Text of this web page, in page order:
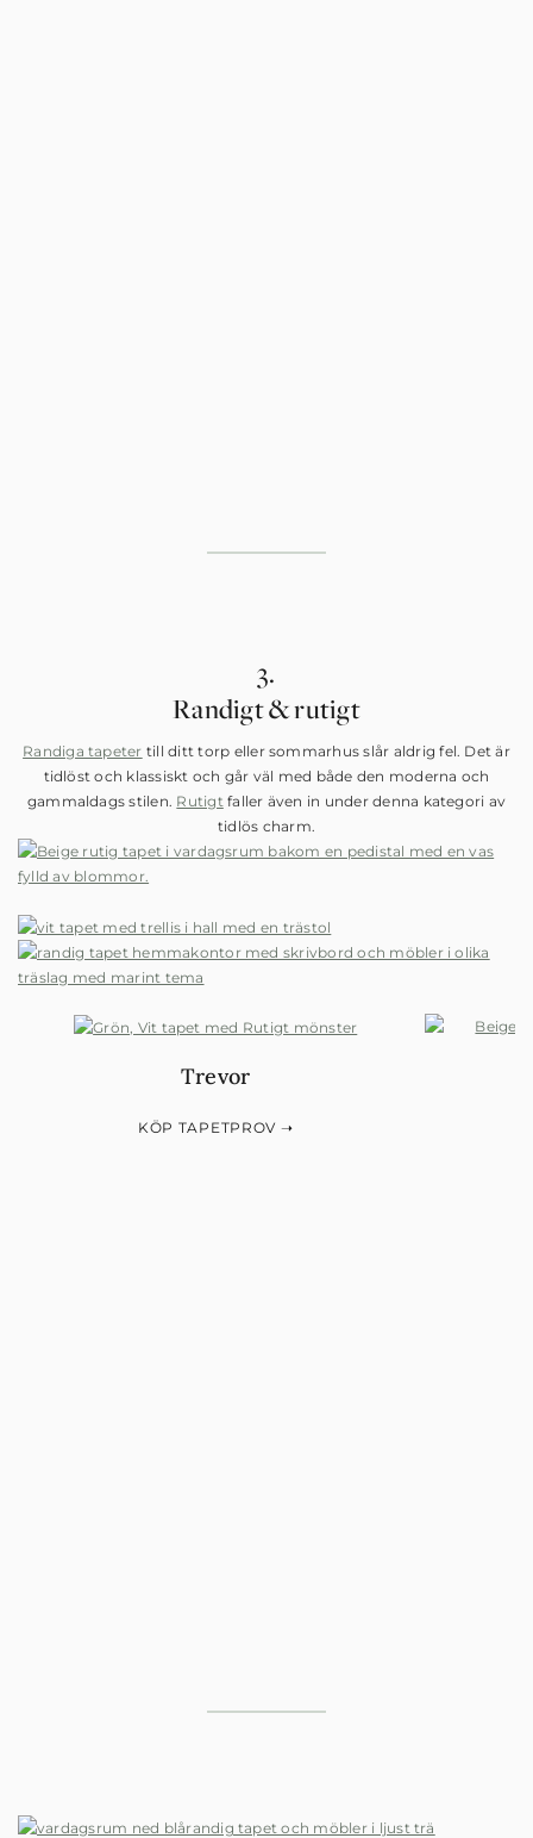
3.
Randigt & rutigt
Randiga tapeter till ditt torp eller sommarhus slår aldrig fel. Det är
tidlöst och klassiskt och går väl med både den moderna och
gammaldags stilen. Rutigtfaller även in under denna kategori av
tidlös charm.
Trevor
KÖP TAPETPROV ➝